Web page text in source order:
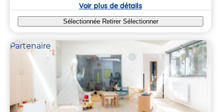
Voir plus de détails
Sélectionnée Retirer Sélectionner
Partenaire